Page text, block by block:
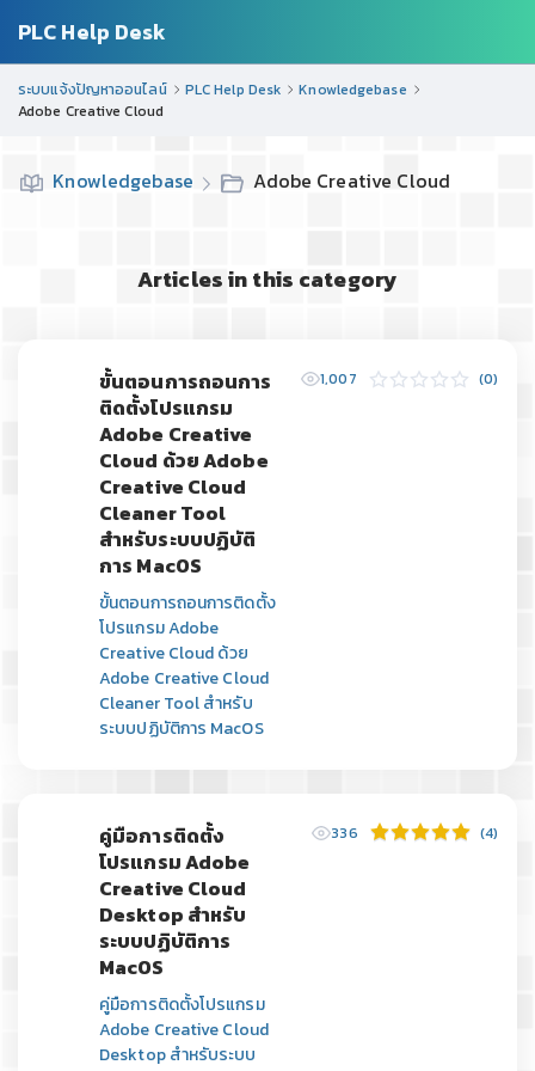
PLC Help Desk
ระบบแจ้งปัญหาออนไลน์ PLC Help Desk
Knowledgebase
Adobe Creative Cloud
Knowledgebase Adobe Creative Cloud
Articles in this category
ขั้นตอนการถอนการ
ติดตั้งโปรแกรม
Adobe Creative
Cloud ด้วย Adobe
Creative Cloud
Cleaner Tool
สำหรับระบบปฏิบัติ
การ MacOS
ขั้นตอนการถอนการติดตั้ง
โปรแกรม Adobe
Creative Cloud ด้วย
Adobe Creative Cloud
Cleaner Tool สำหรับ
ระบบปฏิบัติการ MacOS
1,007 (0)
คู่มือการติดตั้ง
โปรแกรม Adobe
Creative Cloud
Desktop สำหรับ
ระบบปฏิบัติการ
MacOS
คู่มือการติดตั้งโปรแกรม
Adobe Creative Cloud
Desktop สำหรับระบบ
336 (4)